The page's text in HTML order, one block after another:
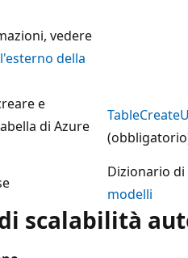
vedere
della
e
di Azure
Dizionario
modelli
scalabilità